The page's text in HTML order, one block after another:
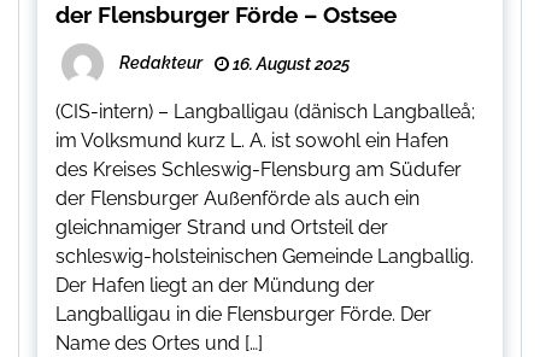
der Flensburger Förde – Ostsee
Redakteur 16. August 2025
(CIS-intern) – Langballigau (dänisch Langballeå;
im Volksmund kurz L. A. ist sowohl ein Hafen
des Kreises Schleswig-Flensburg am Südufer
der Flensburger Außenförde als auch ein
gleichnamiger Strand und Ortsteil der
schleswig-holsteinischen Gemeinde Langballig.
Der Hafen liegt an der Mündung der
Langballigau in die Flensburger Förde. Der
Name des Ortes und […]